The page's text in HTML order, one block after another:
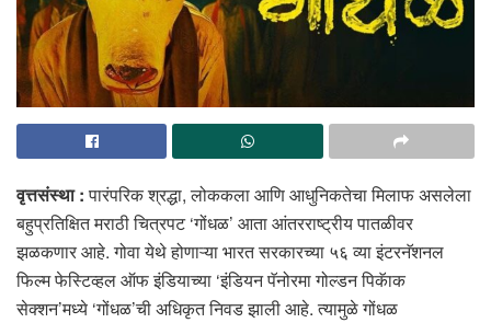
वृत्तसंस्था :पारंपरिक श्रद्धा, लोककला आणि आधुनिकतेचा मिलाफ असलेला
बहुप्रतिक्षित मराठी चित्रपट ‘गोंधळ’ आता आंतरराष्ट्रीय पातळीवर
झळकणार आहे. गोवा येथे होणाऱ्या भारत सरकारच्या ५६ व्या इंटरनॅशनल
फिल्म फेस्टिव्हल ऑफ इंडियाच्या ‘इंडियन पॅनोरमा गोल्डन पिकॅाक
सेक्शन’मध्ये ‘गोंधळ’ची अधिकृत निवड झाली आहे. त्यामुळे गोंधळ